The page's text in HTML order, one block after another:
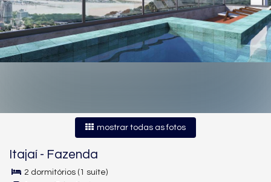
mostrar todas as fotos
Itajaí - Fazenda
2 dormitórios (1 suíte)